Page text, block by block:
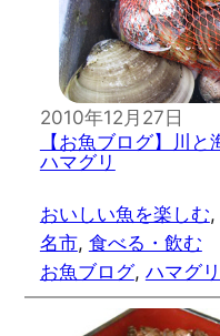
2010年12月27日
【お魚ブログ】川
ハマグリ
おいしい魚を楽しむ,
名市, 食べる・飲む
お魚ブログ, ハマグリ